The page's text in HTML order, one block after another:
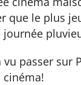
que le plus
journée
vu passer
cinéma!